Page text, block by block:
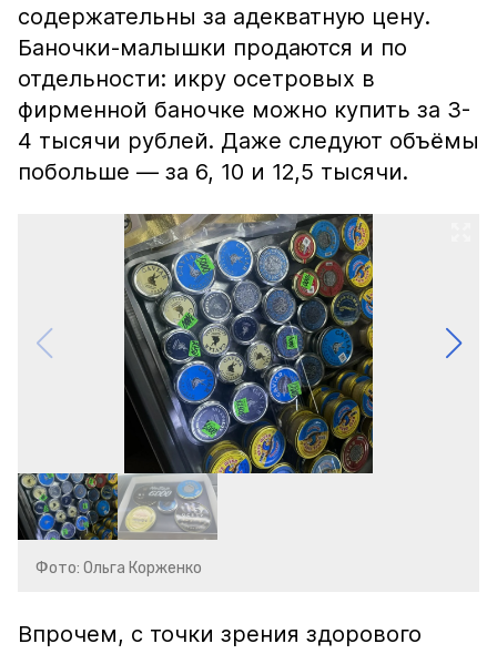
содержательны за адекватную цену.
Баночки-малышки продаются и по
отдельности: икру осетровых в
фирменной баночке можно купить за 3-
4 тысячи рублей. Даже следуют объёмы
побольше — за 6, 10 и 12,5 тысячи.
Фото: Ольга Корженко
Впрочем, с точки зрения здорового